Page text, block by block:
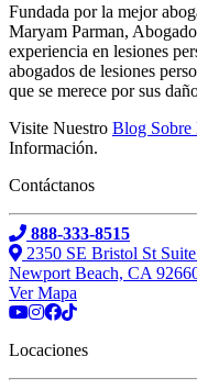
Fundada por la mejor
Maryam Parman,
experiencia en lesiones
abogados de lesiones
que se merece por sus
Visite Nuestro Blog Sobre
Información.
Contáctanos
888-333-8515
2350 SE Bristol St
Newport Beach, CA
Ver Mapa
Locaciones